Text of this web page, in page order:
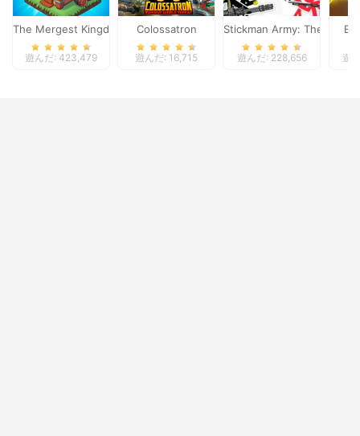
The Mergest Kingdom
遊んだ: 423,479
Colossatron
遊んだ: 16,715
Stickman Army: The
遊んだ: 228,656 遊